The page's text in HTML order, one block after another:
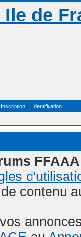
de
Inscription Identification
FFAAA
contenu